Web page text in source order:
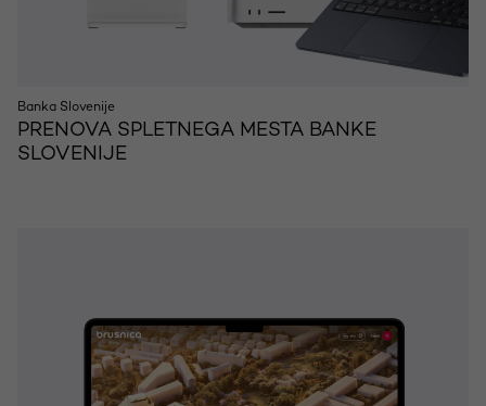
Banka Slovenije
PRENOVA SPLETNEGA MESTA BANKE
SLOVENIJE